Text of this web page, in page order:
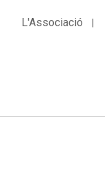
L'Associació